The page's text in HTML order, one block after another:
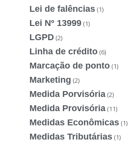
Lei de falências (1)
Lei Nº 13999 (1)
LGPD (2)
Linha de crédito (6)
Marcação de ponto (1)
Marketing (2)
Medida Porvisória (2)
Medida Provisória (11)
Medidas Econômicas (1)
Medidas Tributárias (1)